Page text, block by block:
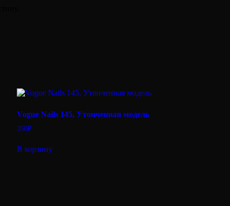
Vogue Nails 145, Утонченная модель
350₽
В корзину